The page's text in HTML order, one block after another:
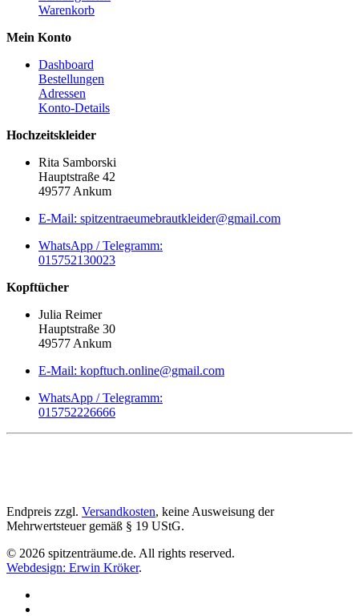
Warenkorb
Mein Konto
Dashboard
Bestellungen
Adressen
Konto-Details
Hochzeitskleider
Rita Samborski
Hauptstraße 42
49577 Ankum
E-Mail: spitzentraeumebrautkleider@gmail.com
WhatsApp / Telegramm:
015752130023
Kopftücher
Julia Reimer
Hauptstraße 30
49577 Ankum
E-Mail: kopftuch.online@gmail.com
WhatsApp / Telegramm:
015752226666
Endpreis zzgl. Versandkosten, keine Ausweisung der
Mehrwertsteuer gemäß § 19 UStG.
© 2026 spitzenträume.de. All rights reserved.
Webdesign: Erwin Kröker.